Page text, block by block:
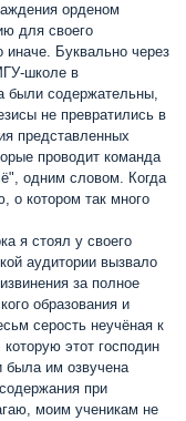
орденом
для своего
Буквально через
школе в
были содержательны,
не превратились в
представленных
проводит команда
одним словом. Когда
о котором так много
я стоял у своего
аудитории вызвало
за полное
образования и
серость неучёная к
этот господин
была им озвучена
при
моим ученикам не